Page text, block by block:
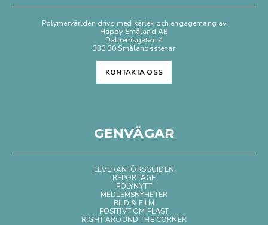
Polymervärlden drivs med kärlek och engagemang av
Happy Småland AB
Dalhemsgatan 4
333 30 Smålandsstenar
KONTAKTA OSS
GENVÄGAR
LEVERANTÖRSGUIDEN
REPORTAGE
POLYNYTT
MEDLEMSNYHETER
BILD & FILM
POSITIVT OM PLAST
RIGHT AROUND THE CORNER